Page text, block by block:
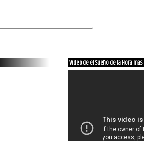
Video de el Sueño de la Hora más